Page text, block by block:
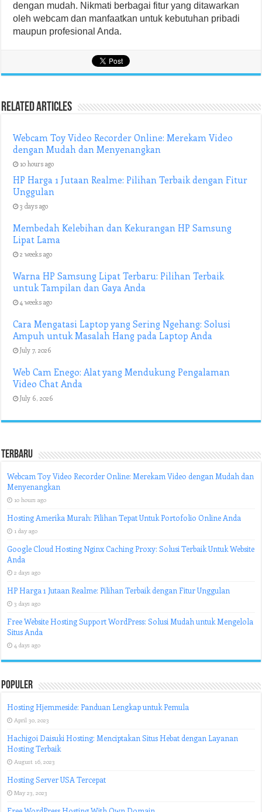
dengan mudah. Nikmati berbagai fitur yang ditawarkan
oleh webcam dan manfaatkan untuk kebutuhan pribadi
maupun profesional Anda.
Related Articles
Webcam Toy Video Recorder Online: Merekam Video
dengan Mudah dan Menyenangkan
10 hours ago
HP Harga 1 Jutaan Realme: Pilihan Terbaik dengan Fitur
Unggulan
3 days ago
Membedah Kelebihan dan Kekurangan HP Samsung
Lipat Lama
2 weeks ago
Warna HP Samsung Lipat Terbaru: Pilihan Terbaik
untuk Tampilan dan Gaya Anda
4 weeks ago
Cara Mengatasi Laptop yang Sering Ngehang: Solusi
Ampuh untuk Masalah Hang pada Laptop Anda
July 7, 2026
Web Cam Enego: Alat yang Mendukung Pengalaman
Video Chat Anda
July 6, 2026
Terbaru
Webcam Toy Video Recorder Online: Merekam Video dengan Mudah dan
Menyenangkan
10 hours ago
Hosting Amerika Murah: Pilihan Tepat Untuk Portofolio Online Anda
1 day ago
Google Cloud Hosting Nginx Caching Proxy: Solusi Terbaik Untuk Website
Anda
2 days ago
HP Harga 1 Jutaan Realme: Pilihan Terbaik dengan Fitur Unggulan
3 days ago
Free Website Hosting Support WordPress: Solusi Mudah untuk Mengelola
Situs Anda
4 days ago
Populer
Hosting Hjemmeside: Panduan Lengkap untuk Pemula
April 30, 2023
Hachigoi Daisuki Hosting: Menciptakan Situs Hebat dengan Layanan
Hosting Terbaik
August 16, 2023
Hosting Server USA Tercepat
May 23, 2023